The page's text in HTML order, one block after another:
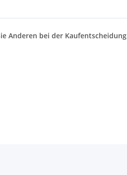
Anderen bei der Kaufentscheidung